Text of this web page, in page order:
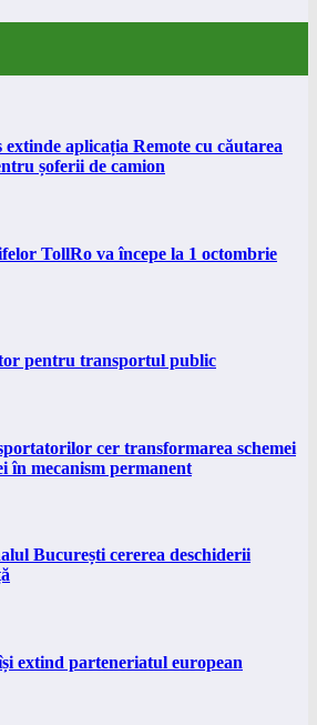
aplicația Remote cu căutarea
șoferii de camion
TollRo va începe la 1 octombrie
pentru transportul public
cer transformarea schemei
în mecanism permanent
București cererea deschiderii
extind parteneriatul european